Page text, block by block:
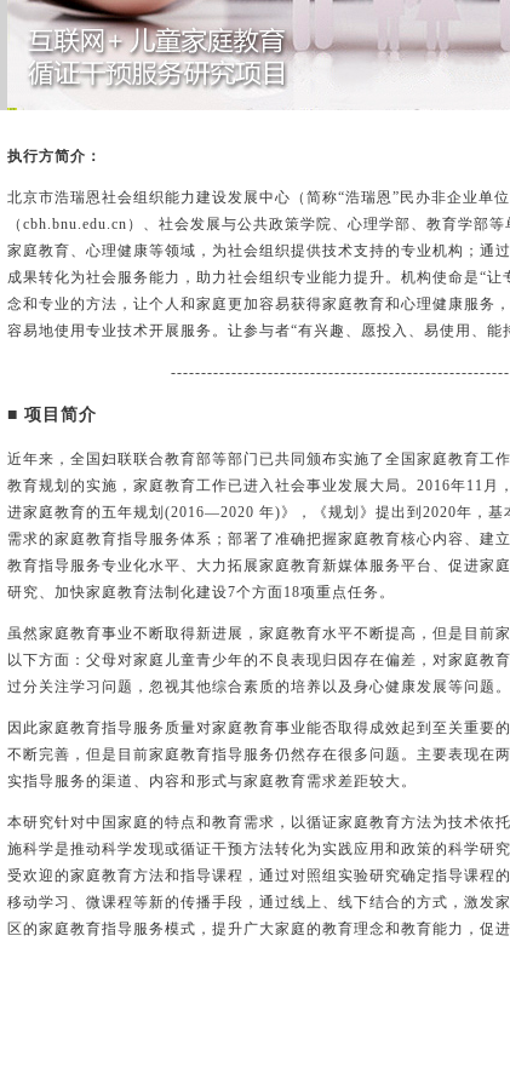
执行方简介：
北京市浩瑞恩社会组织能力建设发展中心（简称“浩瑞恩”民办非企业单
（ cbh.bnu.edu.cn ）、社会发展与公共政策学院、心理学部、教育学部等
家庭教育、心理健康等领域，为社会组织提供技术支持的专业机构；通
成果转化为社会服务能力，助力社会组织专业能力提升。机构使命是“
念和专业的方法，让个人和家庭更加容易获得家庭教育和心理健康服务
容易地使用专业技术开展服务。让参与者“有兴趣、愿投入、易使用、能
■ 项目简介
近年来，全国妇联联合教育部等部门已共同颁布实施了全国家庭教育工
教育规划的实施，家庭教育工作已进入社会事业发展大局。2016年11月
进家庭教育的五年规划(2016—2020 年)》，《规划》提出到2020年，
需求的家庭教育指导服务体系；部署了准确把握家庭教育核心内容、建
教育指导服务专业化水平、大力拓展家庭教育新媒体服务平台、促进家
研究、加快家庭教育法制化建设7个方面18项重点任务。
虽然家庭教育事业不断取得新进展，家庭教育水平不断提高，但是目前
以下方面：父母对家庭儿童青少年的不良表现归因存在偏差，对家庭教
过分关注学习问题，忽视其他综合素质的培养以及身心健康发展等问题。
因此家庭教育指导服务质量对家庭教育事业能否取得成效起到至关重要
不断完善，但是目前家庭教育指导服务仍然存在很多问题。主要表现在
实指导服务的渠道、内容和形式与家庭教育需求差距较大。
本研究针对中国家庭的特点和教育需求，以循证家庭教育方法为技术依
施科学是推动科学发现或循证干预方法转化为实践应用和政策的科学研
受欢迎的家庭教育方法和指导课程，通过对照组实验研究确定指导课程
移动学习、微课程等新的传播手段，通过线上、线下结合的方式，激发
区的家庭教育指导服务模式，提升广大家庭的教育理念和教育能力，促